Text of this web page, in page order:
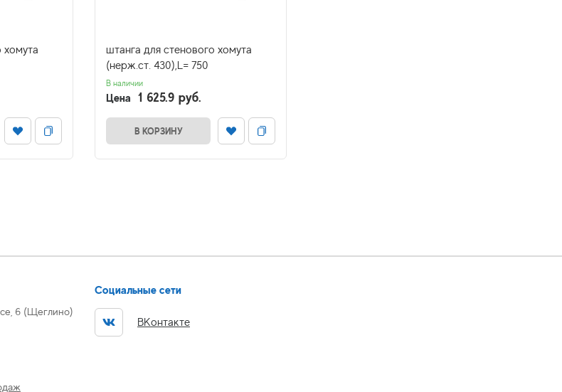
хомута
штанга для стенового хомута
(нерж.ст. 430),L= 750
В наличии
Цена 1 625.9 руб.
В КОРЗИНУ
6 (Щеглино)
Социальные сети
ВКонтакте